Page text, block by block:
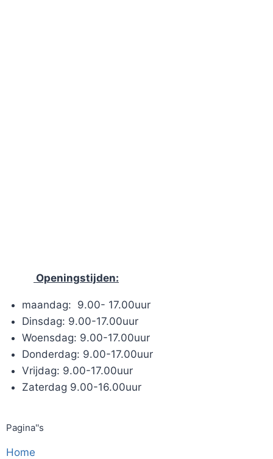
Openingstijden:
maandag: 9.00- 17.00uur
Dinsdag: 9.00-17.00uur
Woensdag: 9.00-17.00uur
Donderdag: 9.00-17.00uur
Vrijdag: 9.00-17.00uur
Zaterdag 9.00-16.00uur
Pagina''s
Home